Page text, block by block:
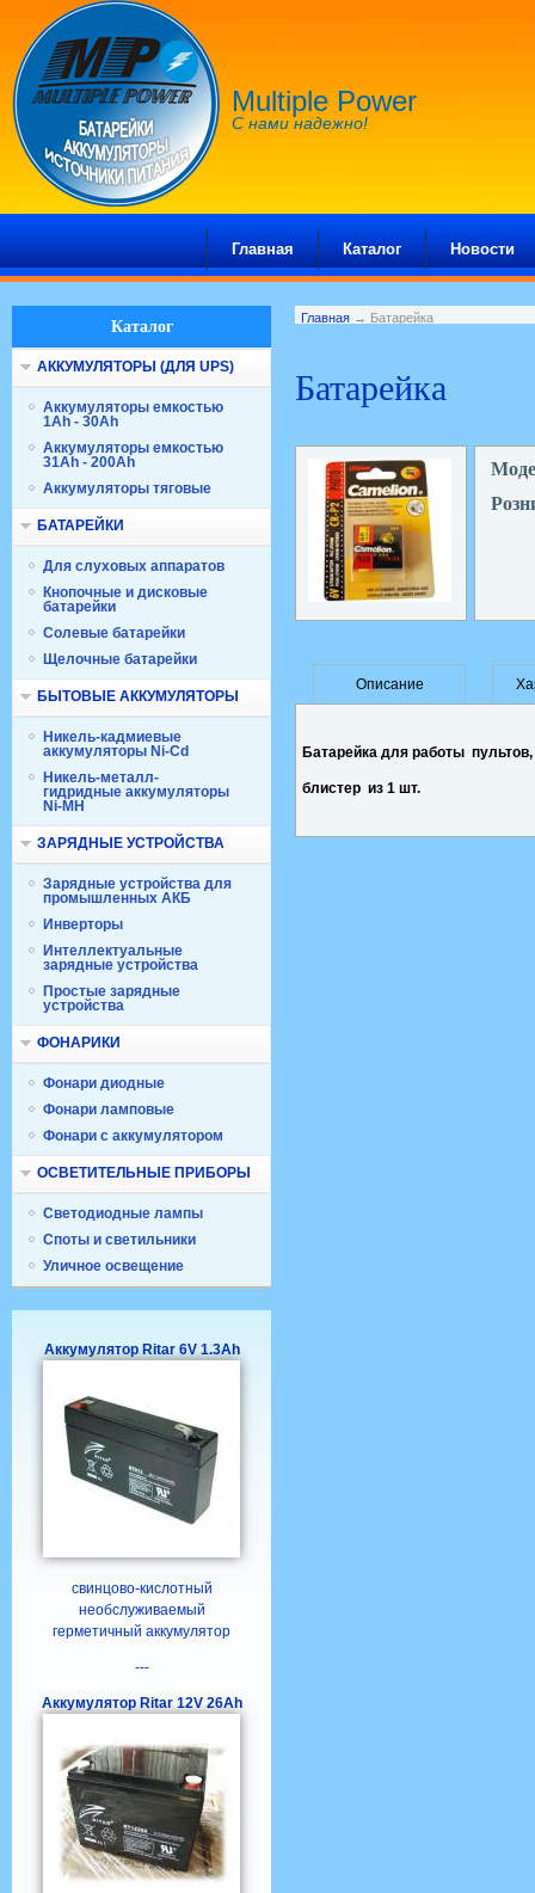
Multiple Power
С нами надежно!
Главная Каталог Новости
Каталог
АККУМУЛЯТОРЫ (ДЛЯ UPS)
Аккумуляторы емкостью
1Ah - 30Ah
Аккумуляторы емкостью
31Ah - 200Ah
Аккумуляторы тяговые
БАТАРЕЙКИ
Для слуховых аппаратов
Кнопочные и дисковые
батарейки
Солевые батарейки
Щелочные батарейки
БЫТОВЫЕ АККУМУЛЯТОРЫ
Никель-кадмиевые
аккумуляторы Ni-Cd
Никель-металл-
гидридные аккумуляторы
Ni-MH
ЗАРЯДНЫЕ УСТРОЙСТВА
Зарядные устройства для
промышленных АКБ
Инверторы
Интеллектуальные
зарядные устройства
Простые зарядные
устройства
ФОНАРИКИ
Фонари диодные
Фонари ламповые
Фонари с аккумулятором
ОСВЕТИТЕЛЬНЫЕ ПРИБОРЫ
Светодиодные лампы
Споты и светильники
Уличное освещение
Аккумулятор Ritar 6V 1.3Ah
свинцово-кислотный
необслуживаемый
герметичный аккумулятор
---
Аккумулятор Ritar 12V 26Ah
Главная → Батарейка
Батарейка
Описание
Батарейка для работы
блистер из 1 шт.